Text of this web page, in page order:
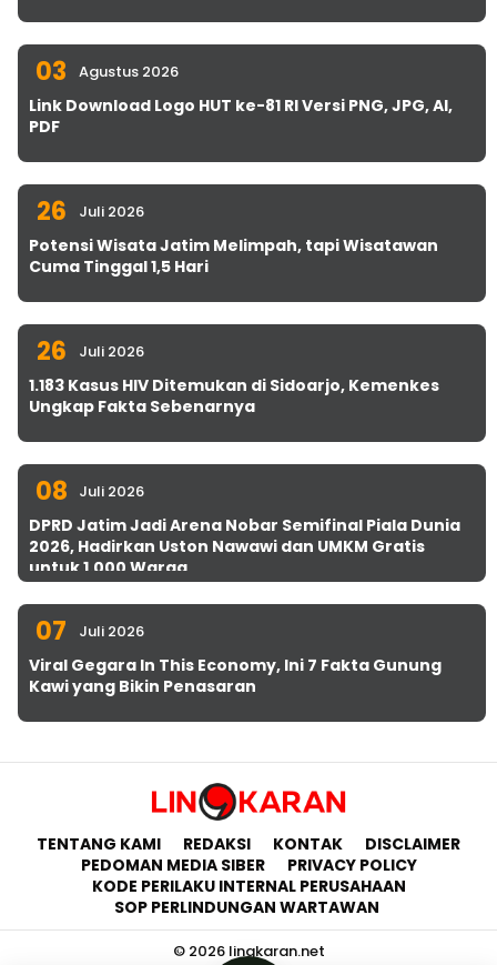
03 Agustus 2026
Link Download Logo HUT ke-81 RI Versi PNG, JPG, AI,
PDF
26 Juli 2026
Potensi Wisata Jatim Melimpah, tapi Wisatawan
Cuma Tinggal 1,5 Hari
26 Juli 2026
1.183 Kasus HIV Ditemukan di Sidoarjo, Kemenkes
Ungkap Fakta Sebenarnya
08 Juli 2026
DPRD Jatim Jadi Arena Nobar Semifinal Piala Dunia
2026, Hadirkan Uston Nawawi dan UMKM Gratis
untuk 1.000 Warga
07 Juli 2026
Viral Gegara In This Economy, Ini 7 Fakta Gunung
Kawi yang Bikin Penasaran
TENTANG KAMI REDAKSI KONTAK
DISCLAIMER
PEDOMAN MEDIA SIBER
PRIVACY POLICY
KODE PERILAKU INTERNAL PERUSAHAAN
SOP PERLINDUNGAN WARTAWAN
© 2026 lingkaran.net